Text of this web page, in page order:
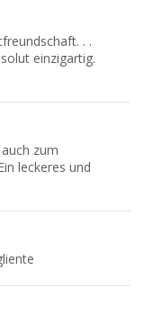
. .
einzigartig.
zum
leckeres und